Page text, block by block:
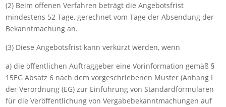
(2) Beim offenen Verfahren beträgt die Angebotsfrist
mindestens 52 Tage, gerechnet vom Tage der Absendung der
Bekanntmachung an.
(3) Diese Angebotsfrist kann verkürzt werden, wenn
a) die öffentlichen Auftraggeber eine Vorinformation gemäß §
15EG Absatz 6 nach dem vorgeschriebenen Muster (Anhang I
der Verordnung (EG) zur Einführung von Standardformularen
für die Veröffentlichung von Vergabebekanntmachungen auf